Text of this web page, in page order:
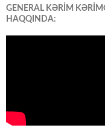
GENERAL KƏRİM
HAQQINDA: